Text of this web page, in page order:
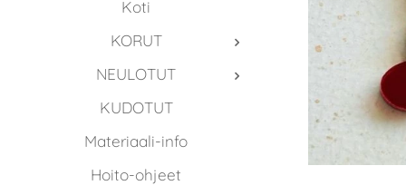
Koti
KORUT
NEULOTUT
KUDOTUT
Materiaali-info
Hoito-ohjeet